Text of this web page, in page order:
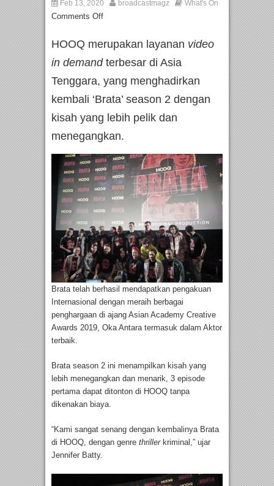
Feb 13, 2020 broadcastmagz What's On
Comments Off
HOOQ merupakan layanan video
in demand terbesar di Asia
Tenggara, yang menghadirkan
kembali ‘Brata’ season 2 dengan
kisah yang lebih pelik dan
menegangkan.
Brata telah berhasil mendapatkan pengakuan
Internasional dengan meraih berbagai
penghargaan di ajang Asian Academy Creative
Awards 2019, Oka Antara termasuk dalam Aktor
terbaik.
Brata season 2 ini menampilkan kisah yang
lebih menegangkan dan menarik, 3 episode
pertama dapat ditonton di HOOQ tanpa
dikenakan biaya.
“Kami sangat senang dengan kembalinya Brata
di HOOQ, dengan genre thriller kriminal,” ujar
Jennifer Batty.